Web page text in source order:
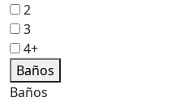
2
3
4+
Baños
Baños